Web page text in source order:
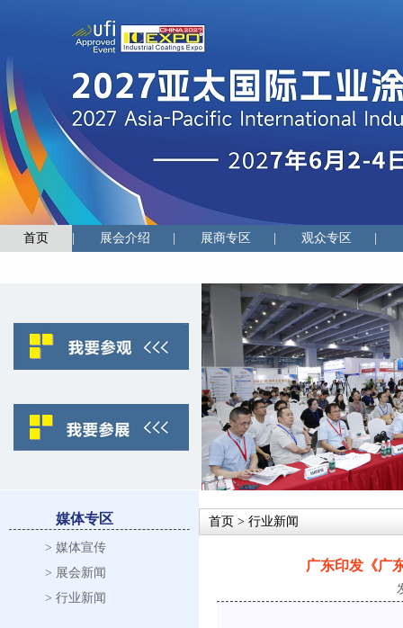
首页 展会介绍 展商专区 观众专区
媒体专区
> 媒体宣传
> 展会新闻
> 行业新闻
首页 > 行业新闻
广东印发《广